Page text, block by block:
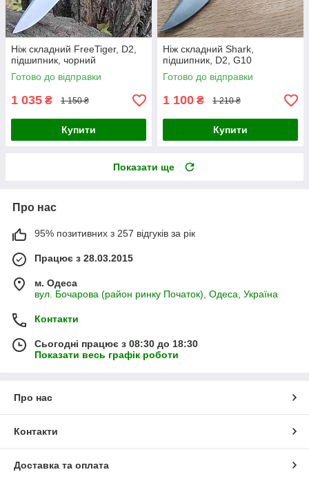
Ніж складний FreeTiger, D2,
підшипник, чорний
Готово до відправки
1 035 ₴ 1 150 ₴
Купити
Ніж складний Shark,
підшипник, D2, G10
Готово до відправки
1 100 ₴ 1 210 ₴
Купити
Показати ще
Про нас
95% позитивних з 257 відгуків за рік
Працює з 28.03.2015
м. Одеса
вул. Бочарова (район ринку Початок), Одеса, Україна
Контакти
Сьогодні працює з 08:30 до 18:30
Показати весь графік роботи
Про нас
Контакти
Доставка та оплата